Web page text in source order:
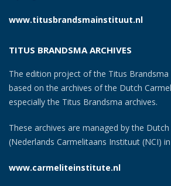
www.titusbrandsmainstituut.nl
TITUS BRANDSMA ARCHIVES
The edition project of the Titus
based on the archives of the Dutch
especially the Titus Brandsma archives.
These archives are managed by the
(Nederlands Carmelitaans Instituut (NCI)
www.carmeliteinstitute.nl